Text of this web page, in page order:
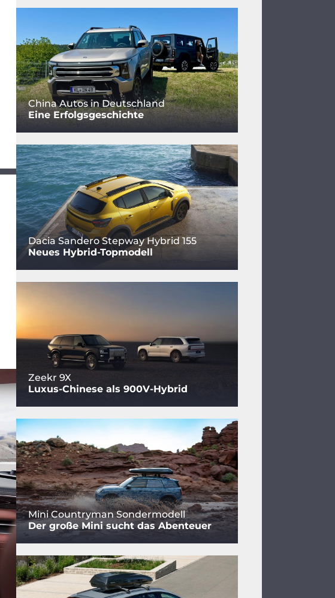
China Autos in Deutschland
Eine Erfolgsgeschichte
Dacia Sandero Stepway Hybrid 155
Neues Hybrid-Topmodell
Zeekr 9X
Luxus-Chinese als 900V-Hybrid
Mini Countryman Sondermodell
Der große Mini sucht das Abenteuer